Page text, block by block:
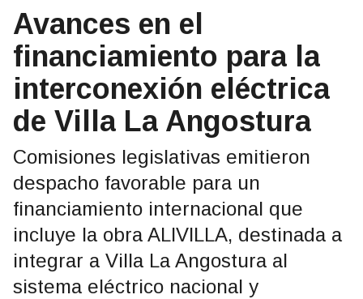
Avances en el
financiamiento para la
interconexión eléctrica
de Villa La Angostura
Comisiones legislativas emitieron
despacho favorable para un
financiamiento internacional que
incluye la obra ALIVILLA, destinada a
integrar a Villa La Angostura al
sistema eléctrico nacional y